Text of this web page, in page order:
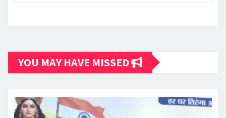
YOU MAY HAVE MISSED